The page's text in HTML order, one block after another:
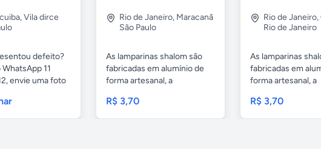
,Vila dirce
defeito?
11
envie uma foto
Rio de Janeiro, Maracanã
São Paulo
As lamparinas shalom são
fabricadas em alumínio de
forma artesanal, a
R$ 3,70
Rio de Janeiro,
Rio de Janeiro
As lamparinas
fabricadas em
forma artesanal, a
R$ 3,70